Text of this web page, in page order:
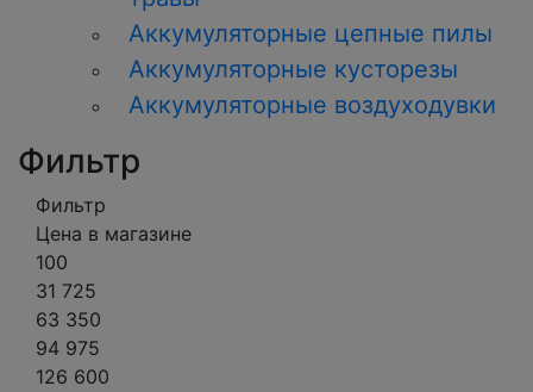
Аккумуляторные цепные пилы
Аккумуляторные кусторезы
Аккумуляторные воздуходувки
Фильтр
Фильтр
Цена в магазине
100
31 725
63 350
94 975
126 600